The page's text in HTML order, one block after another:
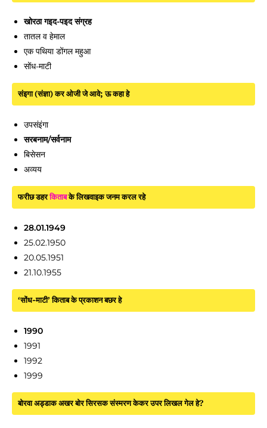
खोरठा गइद-पइद संग्रह
तातल व हेमाल
एक पथिया डोंगल महुआ
सोंध-माटी
संइगा (संज्ञा) कर ओजी जे आवे; ऊ कहा हे
उपसंइंगा
सरबनाम/सर्वनाम
बिसेसन
अव्यय
फरीछ डहरकिताबके लिखवाइक जनम करल रहे
28.01.1949
25.02.1950
20.05.1951
21.10.1955
‘सोंध-माटी’ किताब के प्रकाशन बछर हे
1990
1991
1992
1999
बोरवा अड्डाक अखर बोर सिरसक संस्मरण केकर उपर लिखल गेल हे?